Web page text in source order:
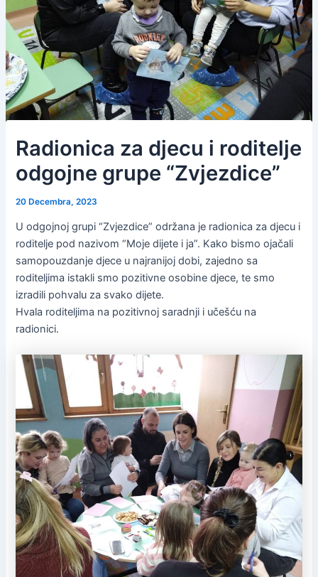
Radionica za djecu i roditelje
odgojne grupe “Zvjezdice”
20 Decembra, 2023
U odgojnoj grupi “Zvjezdice” održana je radionica za djecu i
roditelje pod nazivom “Moje dijete i ja”. Kako bismo ojačali
samopouzdanje djece u najranijoj dobi, zajedno sa
roditeljima istakli smo pozitivne osobine djece, te smo
izradili pohvalu za svako dijete.
Hvala roditeljima na pozitivnoj saradnji i učešću na
radionici.